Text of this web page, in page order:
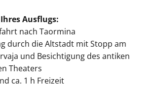
Ausflugs:
nach Taormina
durch die Altstadt mit Stopp am
und Besichtigung des antiken
Theaters
ca. 1 h Freizeit